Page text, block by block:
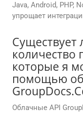
Java, Android, PHP,
упрощает
Существует
количество
которые я
помощью
Облачные API